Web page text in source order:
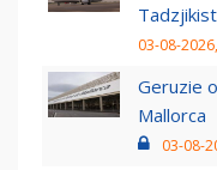
03-08-
Geruzie
Mallorca
03-08-